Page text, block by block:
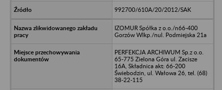
992700/610A/20/2012/SAK
IZOMUR Spółka z o.o./n66-400
Gorzów Wlkp./nul. Podmiejska 21a
PERFEKCJA ARCHIWUM Sp.z o.o.
65-775 Zielona Góra ul. Zacisze
16A, Składnica akt: 66-200
Świebodzin, ul. Wałowa 26, tel. (68)
38-22-115